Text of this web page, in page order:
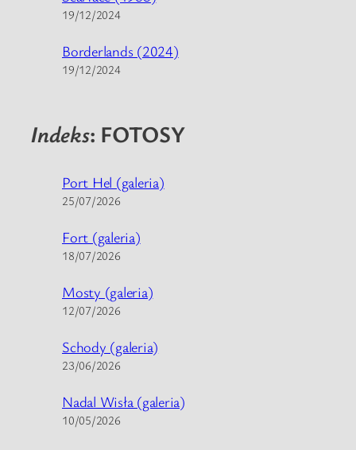
19/12/2024
Borderlands (2024)
19/12/2024
Indeks: FOTOSY
Port Hel (galeria)
25/07/2026
Fort (galeria)
18/07/2026
Mosty (galeria)
12/07/2026
Schody (galeria)
23/06/2026
Nadal Wisła (galeria)
10/05/2026